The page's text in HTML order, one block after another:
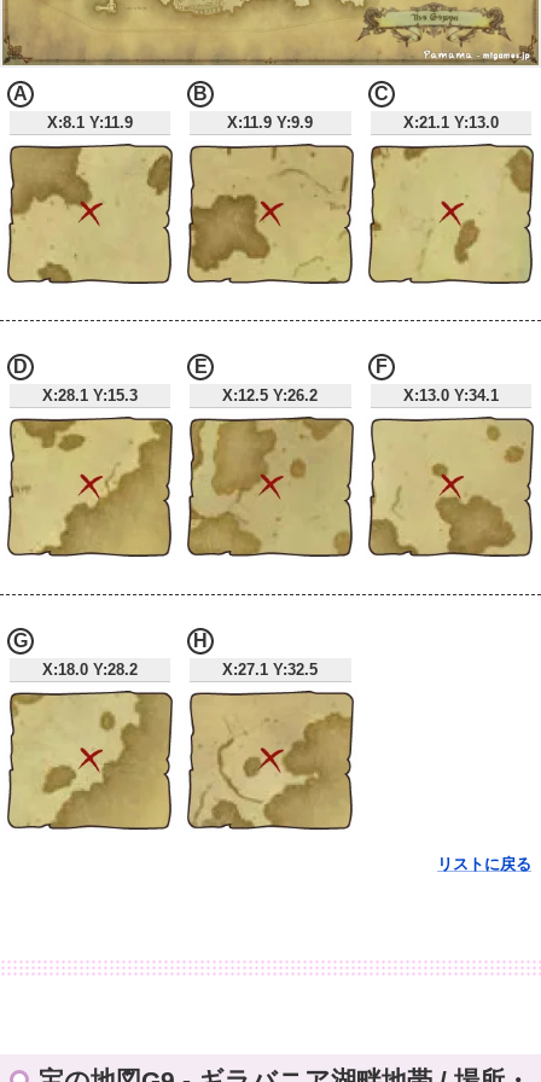
X:8.1 Y:11.9
A
X:11.9 Y:9.9
B
X:21.1 Y:13.0
C
X:28.1 Y:15.3
D
X:12.5 Y:26.2
E
X:13.0 Y:34.1
F
X:18.0 Y:28.2
G
X:27.1 Y:32.5
H
リストに戻る